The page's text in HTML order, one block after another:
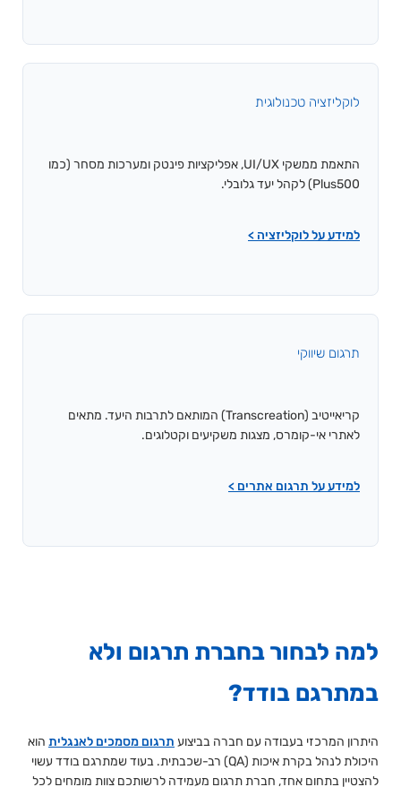
לוקליזציה טכנולוגית
התאמת ממשקי UI/UX, אפליקציות פינטק ומערכות מסחר (כמו
Plus500) לקהל יעד גלובלי.
למידע על לוקליזציה >
תרגום שיווקי
קריאייטיב (Transcreation) המותאם לתרבות היעד. מתאים
לאתרי אי-קומרס, מצגות משקיעים וקטלוגים.
למידע על תרגום אתרים >
למה לבחור בחברת תרגום ולא
במתרגם בודד?
היתרון המרכזי בעבודה עם חברה בביצוע תרגום מסמכים לאנגלית הוא
היכולת לנהל בקרת איכות (QA) רב-שכבתית. בעוד שמתרגם בודד עשוי
להצטיין בתחום אחד, חברת תרגום מעמידה לרשותכם צוות מומחים לכל